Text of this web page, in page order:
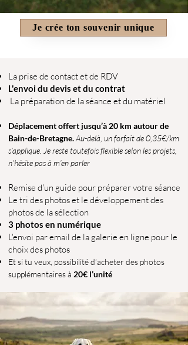
Je crée ton souvenir unique
La prise de contact et de RDV
L'envoi du devis et du contrat
La préparation de la séance et du matériel
Déplacement offert jusqu’à 20 km autour de
Bain-de-Bretagne.Au-delà, un forfait de 0,35€/km
s’applique. Je reste toutefois flexible selon les projets,
n’hésite pas à m’en parler
Remise d'un guide pour préparer votre séance
Le tri des photos et le développement des
photos de la sélection
3 photos en numérique
L'envoi par email de la galerie en ligne pour le
choix des photos
Et si tu veux, possibilité d’acheter des photos
supplémentaires à 20€ l’unité